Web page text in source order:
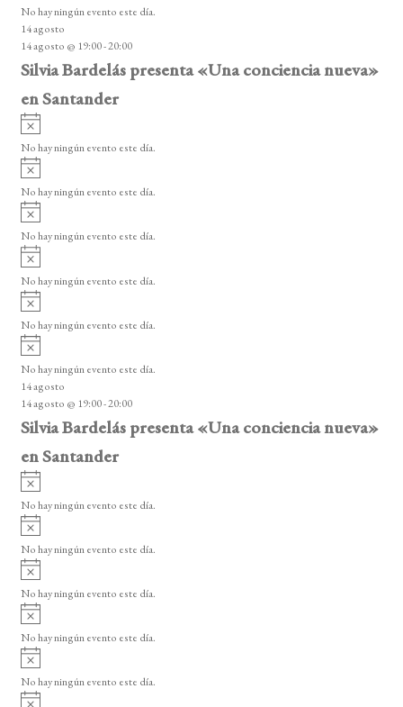
o
i
s
o
No hay ningún evento este día.
14 agosto
14 agosto @ 19:00-20:00
Silvia Bardelás presenta «Una conciencia nueva»
en Santander
A
v
i
o
No hay ningún evento este día.
A
v
i
o
No hay ningún evento este día.
A
v
i
o
No hay ningún evento este día.
A
v
i
o
No hay ningún evento este día.
A
v
i
o
No hay ningún evento este día.
A
v
i
s
o
No hay ningún evento este día.
14 agosto
14 agosto @ 19:00-20:00
Silvia Bardelás presenta «Una conciencia nueva»
en Santander
A
v
i
o
No hay ningún evento este día.
A
v
i
o
No hay ningún evento este día.
A
v
i
o
No hay ningún evento este día.
A
v
i
o
No hay ningún evento este día.
A
v
i
No hay ningún evento este día.
A